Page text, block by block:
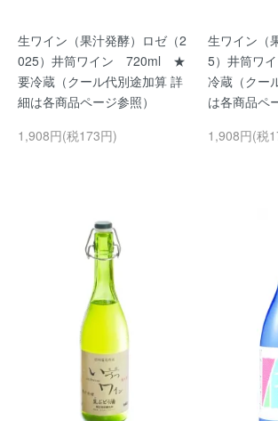
生ワイン（果汁発酵）ロゼ（2
025）井筒ワイン 720ml ★
要冷蔵（クール代別途加算 詳
細は各商品ページ参照）
1,908円(税173円)
生ワイン（
5）井筒
冷蔵（クー
は各商品ペ
1,908円(税